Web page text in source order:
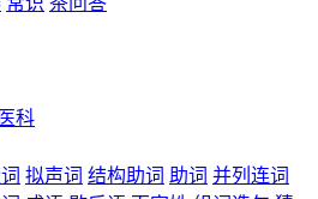
科
拟声词 结构助词 助词 并列连词